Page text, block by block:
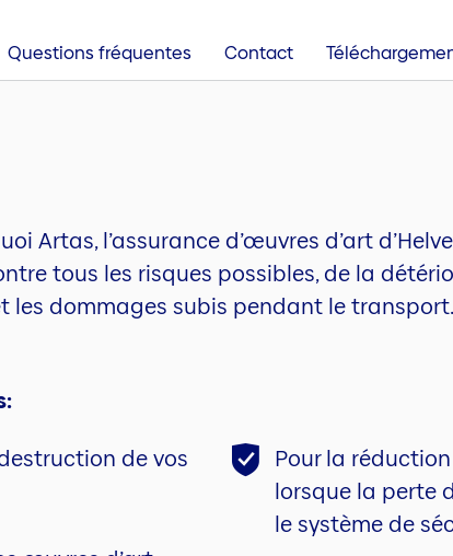
Questions fréquentes Contact
Artas, l’assurance d’œuvres d’art
tous les risques possibles, de la
les dommages subis pendant le transport.
de vos
Pour la
lorsque la perte
le système de